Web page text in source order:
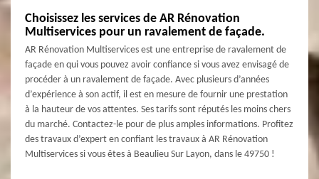
Choisissez les services de AR Rénovation
Multiservices pour un ravalement de façade.
AR Rénovation Multiservices est une entreprise de ravalement de
façade en qui vous pouvez avoir confiance si vous avez envisagé de
procéder à un ravalement de façade. Avec plusieurs d’années
d’expérience à son actif, il est en mesure de fournir une prestation
à la hauteur de vos attentes. Ses tarifs sont réputés les moins chers
du marché. Contactez-le pour de plus amples informations. Profitez
des travaux d’expert en confiant les travaux à AR Rénovation
Multiservices si vous êtes à Beaulieu Sur Layon, dans le 49750 !